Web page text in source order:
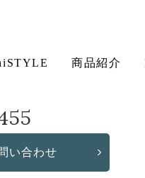
商品紹介
デス
造
ファ
い合わせ